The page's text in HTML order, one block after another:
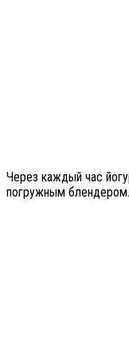
Через каждый час
погружным блендером.